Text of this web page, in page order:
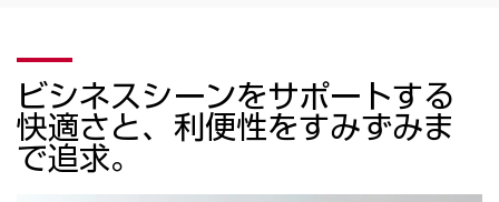
ビシネスシーンをサポートする
快適さと、利便性をすみずみま
で追求。